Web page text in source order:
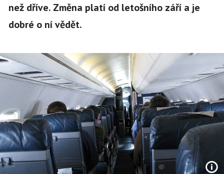
než dříve. Změna platí od letošního září a je
dobré o ní vědět.